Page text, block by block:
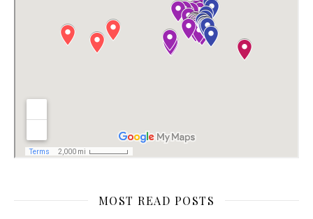
MOST READ POSTS